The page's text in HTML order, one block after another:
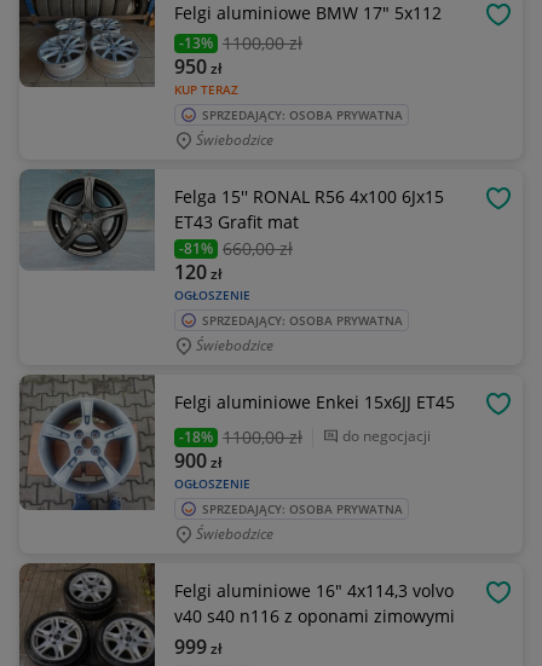
Felgi aluminiowe BMW 17" 5x112
-13% 1100,00 zł
KUP TERAZ
950zł
SPRZEDAJĄCY: OSOBA PRYWATNA
Świebodzice
Felga 15'' RONAL R56 4x100 6Jx15
ET43 Grafit mat
-81% 660,00 zł
OGŁOSZENIE
120zł
SPRZEDAJĄCY: OSOBA PRYWATNA
Świebodzice
Felgi aluminiowe Enkei 15x6JJ ET45
-18% 1100,00 zł do negocjacji
OGŁOSZENIE
900zł
SPRZEDAJĄCY: OSOBA PRYWATNA
Świebodzice
Felgi aluminiowe 16" 4x114,3 volvo
v40 s40 n116 z oponami zimowymi
999zł